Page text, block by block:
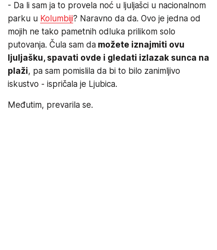
- Da li sam ja to provela noć u ljuljašci u nacionalnom
parku u Kolumbiji? Naravno da da. Ovo je jedna od
mojih ne tako pametnih odluka prilikom solo
putovanja. Čula sam da možete iznajmiti ovu
ljuljašku, spavati ovde i gledati izlazak sunca na
plaži, pa sam pomislila da bi to bilo zanimljivo
iskustvo - ispričala je Ljubica.
Međutim, prevarila se.